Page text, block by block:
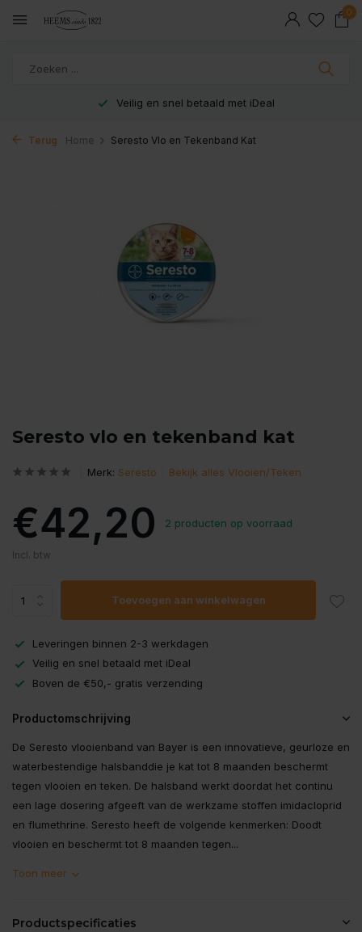
0
Veilig en snel betaald met iDeal
Terug Home Seresto Vlo en Tekenband Kat
Seresto vlo en tekenband kat
Merk: Seresto Bekijk alles Vlooien/Teken
€42,20 2 producten op voorraad
Incl. btw
Toevoegen aan winkelwagen
Leveringen binnen 2-3 werkdagen
Veilig en snel betaald met iDeal
Boven de €50,- gratis verzending
Productomschrijving
De Seresto vlooienband van Bayer is een innovatieve, geurloze en
waterbestendige halsbanddie je kat tot 8 maanden beschermt
tegen vlooien en teken. De halsband werkt doordat het continu
een lage dosering afgeeft van de werkzame stoffen imidacloprid
en flumethrine. Seresto heeft de volgende kenmerken: Doodt
vlooien en beschermt tot 8 maanden tegen...
Toon meer
Productspecificaties